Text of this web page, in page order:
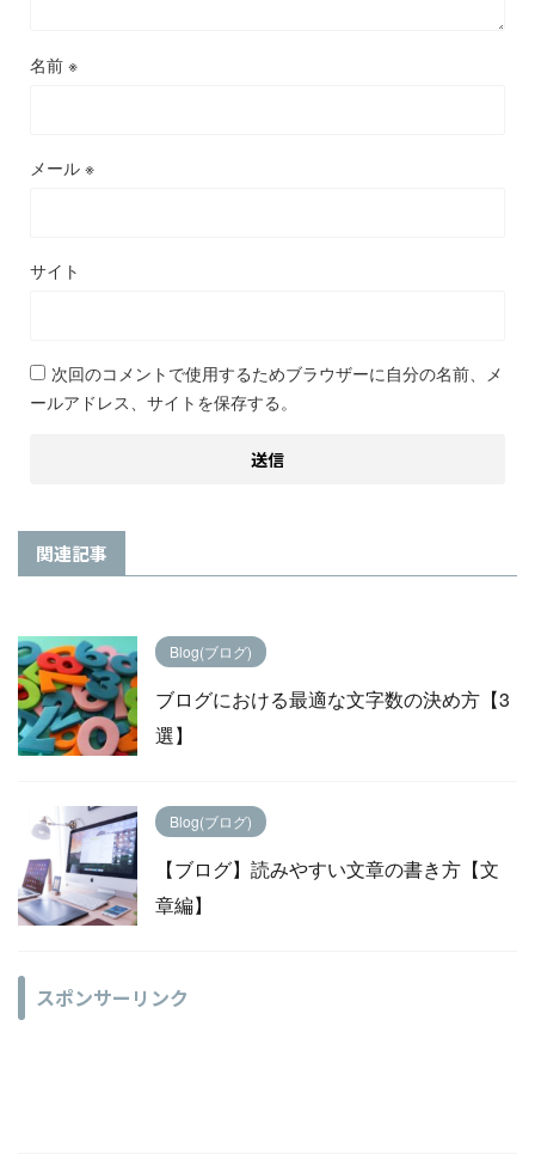
名前 ※
メール ※
サイト
次回のコメントで使用するためブラウザーに自分の名前、メ
ールアドレス、サイトを保存する。
関連記事
Blog(ブログ)
ブログにおける最適な文字数の決め方【3
選】
Blog(ブログ)
【ブログ】読みやすい文章の書き方【文
章編】
スポンサーリンク